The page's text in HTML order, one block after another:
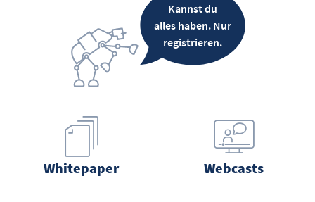
Kannst du
alles haben. Nur
registrieren.
Whitepaper Webcasts